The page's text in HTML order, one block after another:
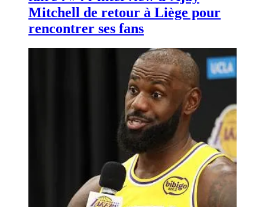
Mitchell de retour à Liège pour
rencontrer ses fans